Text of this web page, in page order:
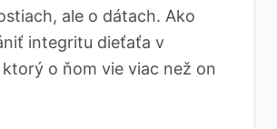
ale o dátach. Ako
integritu dieťaťa v
o ňom vie viac než on